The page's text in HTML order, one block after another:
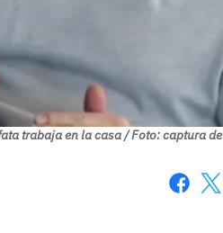
trabaja en la casa / Foto: captura